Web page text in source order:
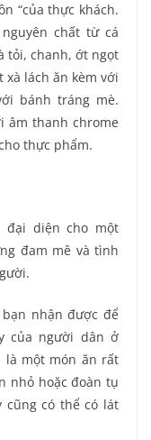
“của thực khách.
chất từ ​​cá
tỏi, chanh, ớt ngọt
xà lách ăn kèm với
bánh tráng mè.
âm thanh chrome
thực phẩm.
đại diện cho một
đam mê và tình
nhận được để
của người dân ở
là một món ăn rất
nhỏ hoặc đoàn tụ
cũng có thể có lát